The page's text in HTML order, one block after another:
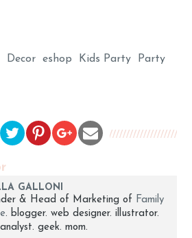
Decor eshop Kids Party
Party
GALLONI
& Head of Marketing of Family
. blogger. web designer. illustrator.
geek. mom.